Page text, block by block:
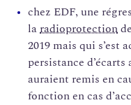
chez EDF, une
laradioprotection
2019 mais qui s’est
persistance
auraient remis en
fonction en cas